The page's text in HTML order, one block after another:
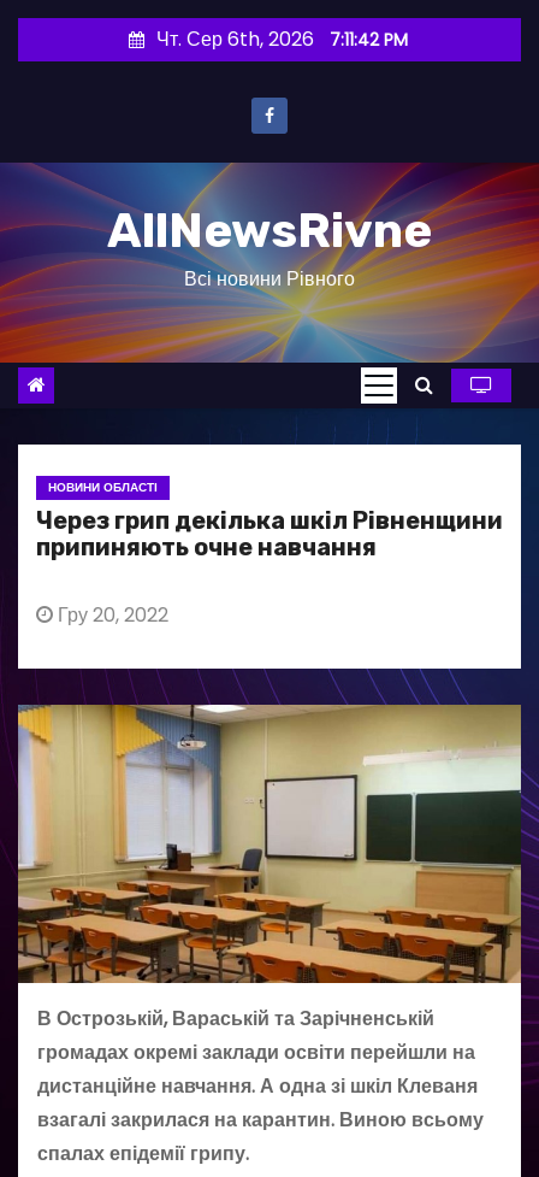
и
о
в
Чт. Сер 6th, 2026 7:11:43 PM
AllNewsRivne
Всі новини Рівного
НОВИНИ ОБЛАСТІ
Через грип декілька шкіл Рівненщини
припиняють очне навчання
Гру 20, 2022
В Острозькій, Вараській та Зарічненській
громадах окремі заклади освіти перейшли на
дистанційне навчання. А одна зі шкіл Клеваня
взагалі закрилася на карантин. Виною всьому
спалах епідемії грипу.